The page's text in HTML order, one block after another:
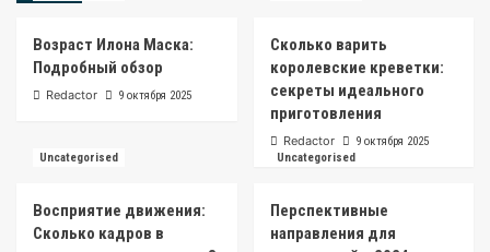
Возраст Илона Маска:
Подробный обзор
Redactor 9 октября 2025
Сколько варить
королевские креветки:
секреты идеального
приготовления
Redactor
9 октября 2025
Uncategorised
Восприятие движения:
Сколько кадров в
Uncategorised
Перспективные
направления для